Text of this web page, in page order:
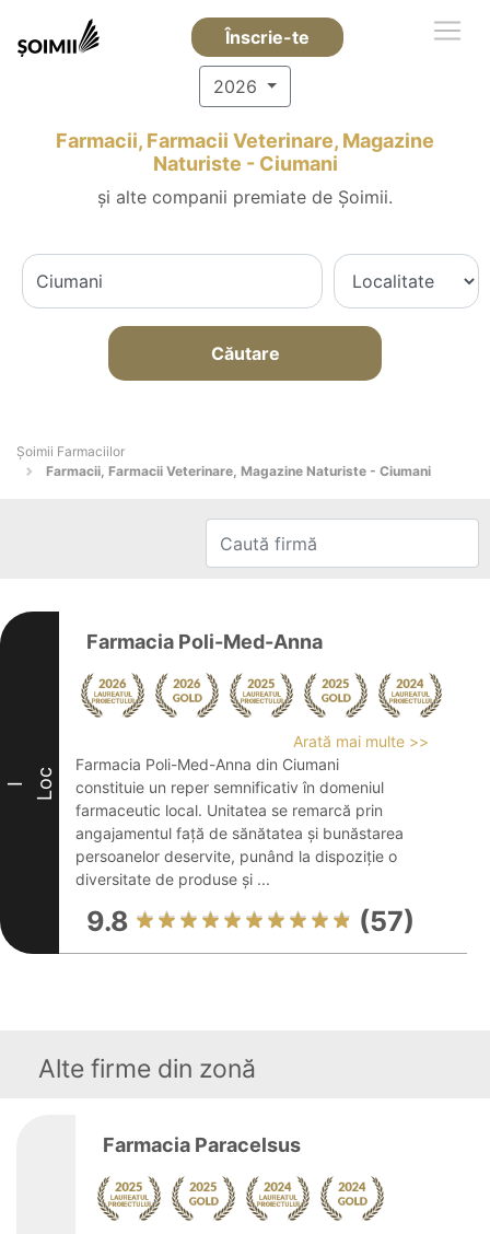
Înscrie-te
2026
Farmacii, Farmacii Veterinare, Magazine
Naturiste - Ciumani
și alte companii premiate de Șoimii.
Căutare
Şoimii Farmaciilor
Farmacii, Farmacii Veterinare, Magazine Naturiste - Ciumani
I Loc
Farmacia Poli-Med-Anna
Arată mai multe >>
Farmacia Poli-Med-Anna din Ciumani
constituie un reper semnificativ în domeniul
farmaceutic local. Unitatea se remarcă prin
angajamentul față de sănătatea și bunăstarea
persoanelor deservite, punând la dispoziție o
diversitate de produse și ...
9.8 (57)
Alte firme din zonă
Farmacia Paracelsus